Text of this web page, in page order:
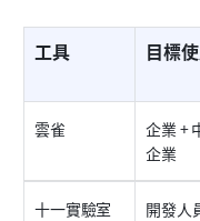
工具 目標
雲雀
企業 +
企業
十一實驗室 開發人